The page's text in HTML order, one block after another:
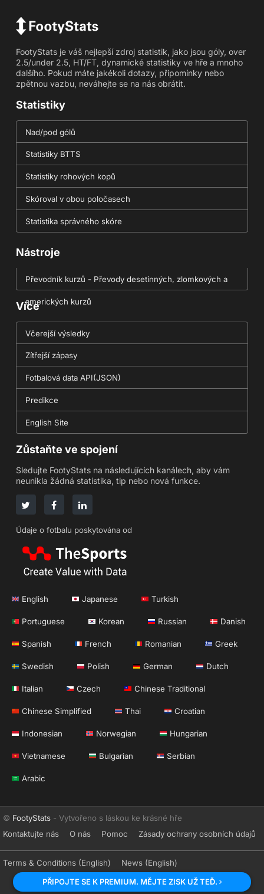
FootyStats je váš nejlepší zdroj statistik, jako jsou góly, over
2.5/under 2.5, HT/FT, dynamické statistiky ve hře a mnoho
dalšího. Pokud máte jakékoli dotazy, připomínky nebo
zpětnou vazbu, neváhejte se na nás obrátit.
Statistiky
Nad/pod gólů
Statistiky BTTS
Statistiky rohových kopů
Skóroval v obou poločasech
Statistika správného skóre
Nástroje
Převodník kurzů - Převody desetinných, zlomkových a
amerických kurzů
Více
Včerejší výsledky
Zítřejší zápasy
Fotbalová data API(JSON)
Predikce
English Site
Zůstaňte ve spojení
Sledujte FootyStats na následujících kanálech, aby vám
neunikla žádná statistika, tip nebo nová funkce.
Údaje o fotbalu poskytována od
English Japanese Turkish
Portuguese Korean Russian Danish
Spanish French Romanian Greek
Swedish Polish German Dutch
Italian Czech Chinese Traditional
Chinese Simplified Thai Croatian
Indonesian Norwegian Hungarian
Vietnamese Bulgarian Serbian
Arabic
© FootyStats - Vytvořeno s láskou ke krásné hře
Kontaktujte nás
O nás Pomoc Zásady ochrany osobních údajů
Terms & Conditions (English) News (English)
PŘIPOJTE SE K PREMIUM. MĚJTE ZISK UŽ TEĎ.